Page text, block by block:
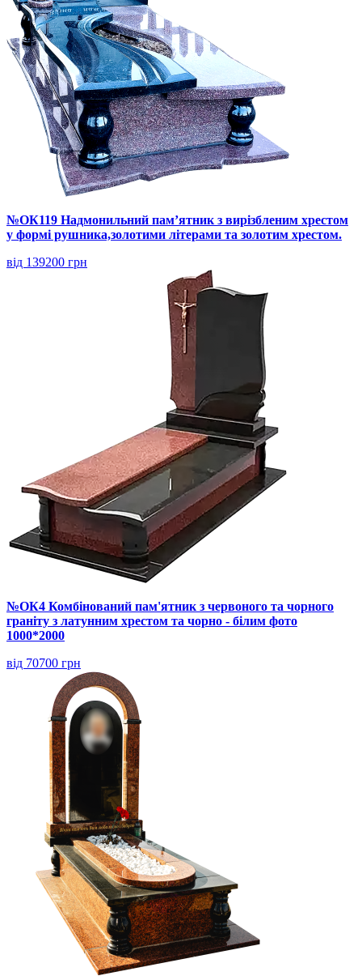
№ОК119 Надмонильний пам’ятник з вирізбленим хрестом
у формі рушника,золотими літерами та золотим хрестом.
від 139200 грн
№ОК4 Комбінований пам'ятник з червоного та чорного
граніту з латунним хрестом та чорно - білим фото
1000*2000
від 70700 грн